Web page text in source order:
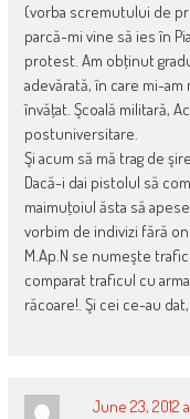
(vorba scremutului de
parcă-mi vine să ies în
protest. Am obţinut
adevărată, în care mi-am
învăţat. Şcoală militară,
postuniversitare.
Şi acum să mă trag de
Dacă-i dai pistolul să
maimuţoiul ăsta să
vorbim de indivizi fără
M.Ap.N se numeşte
comparat traficul cu
răcoare!. Şi cei ce-au
June 23, 2012